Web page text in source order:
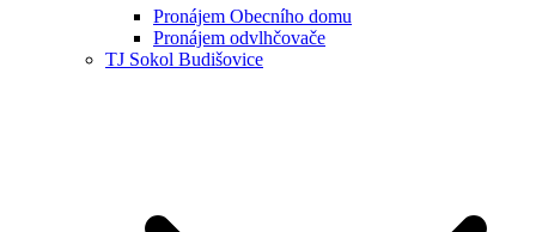
Pronájem Obecního domu
Pronájem odvlhčovače
TJ Sokol Budišovice